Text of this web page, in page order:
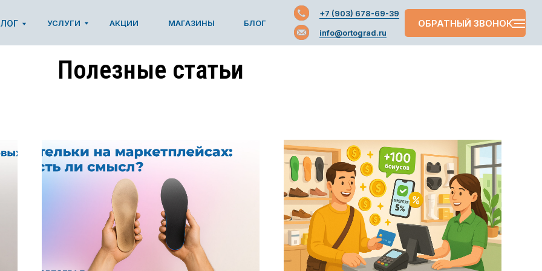
МАГАЗИНЫ
МАГАЗИНЫ БЛОГ
БЛОГ
АКЦИИ
АКЦИИ
УСЛУГИ
УСЛУГИ
info@ortograd.ru
info@ortograd.ru
+7 (903) 678-69-39
+7 (903) 678-69-39
ОБРАТНЫЙ ЗВОНОК
Полезные статьи